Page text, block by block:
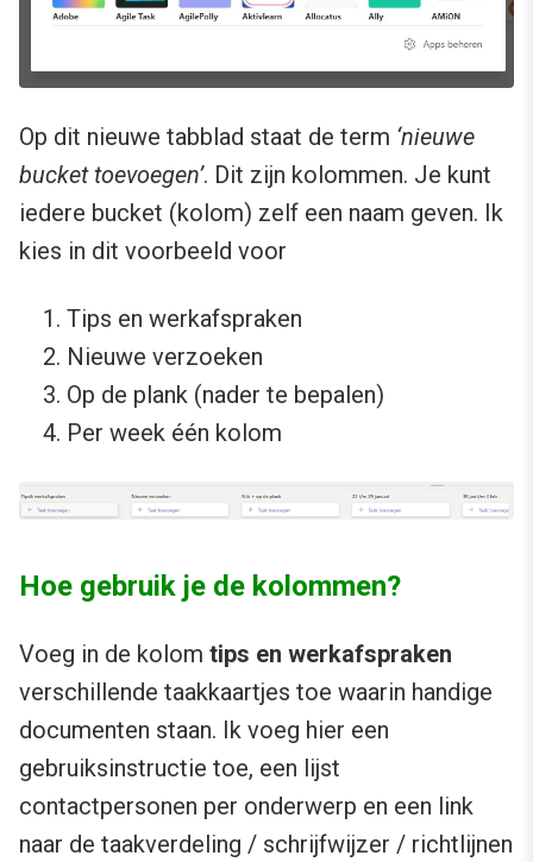
Op dit nieuwe tabblad staat de term ‘nieuwe
bucket toevoegen’. Dit zijn kolommen. Je kunt
iedere bucket (kolom) zelf een naam geven. Ik
kies in dit voorbeeld voor
Tips en werkafspraken
Nieuwe verzoeken
Op de plank (nader te bepalen)
Per week één kolom
Hoe gebruik je de kolommen?
Voeg in de kolom tips en werkafspraken
verschillende taakkaartjes toe waarin handige
documenten staan. Ik voeg hier een
gebruiksinstructie toe, een lijst
contactpersonen per onderwerp en een link
naar de taakverdeling / schrijfwijzer / richtlijnen